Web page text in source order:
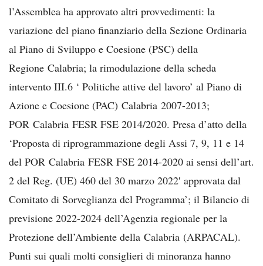
l’Assemblea ha approvato altri provvedimenti: la
variazione del piano finanziario della Sezione Ordinaria
al Piano di Sviluppo e Coesione (PSC) della
Regione Calabria; la rimodulazione della scheda
intervento III.6 ‘ Politiche attive del lavoro’ al Piano di
Azione e Coesione (PAC) Calabria 2007-2013;
POR Calabria FESR FSE 2014/2020. Presa d’atto della
‘Proposta di riprogrammazione degli Assi 7, 9, 11 e 14
del POR Calabria FESR FSE 2014-2020 ai sensi dell’art.
2 del Reg. (UE) 460 del 30 marzo 2022′ approvata dal
Comitato di Sorveglianza del Programma’; il Bilancio di
previsione 2022-2024 dell’Agenzia regionale per la
Protezione dell’Ambiente della Calabria (ARPACAL).
Punti sui quali molti consiglieri di minoranza hanno